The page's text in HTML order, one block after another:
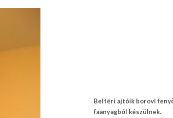
Beltéri ajtóik borovi
faanyagból készülnek.